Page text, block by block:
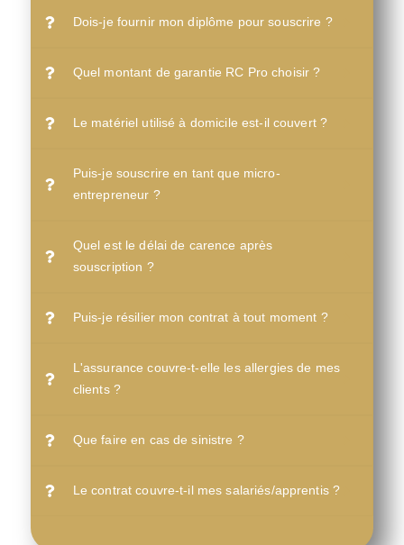
Dois-je fournir mon diplôme pour souscrire ?
Quel montant de garantie RC Pro choisir ?
Le matériel utilisé à domicile est-il couvert ?
Puis-je souscrire en tant que micro-
entrepreneur ?
Quel est le délai de carence après
souscription ?
Puis-je résilier mon contrat à tout moment ?
L'assurance couvre-t-elle les allergies de mes
clients ?
Que faire en cas de sinistre ?
Le contrat couvre-t-il mes salariés/apprentis ?